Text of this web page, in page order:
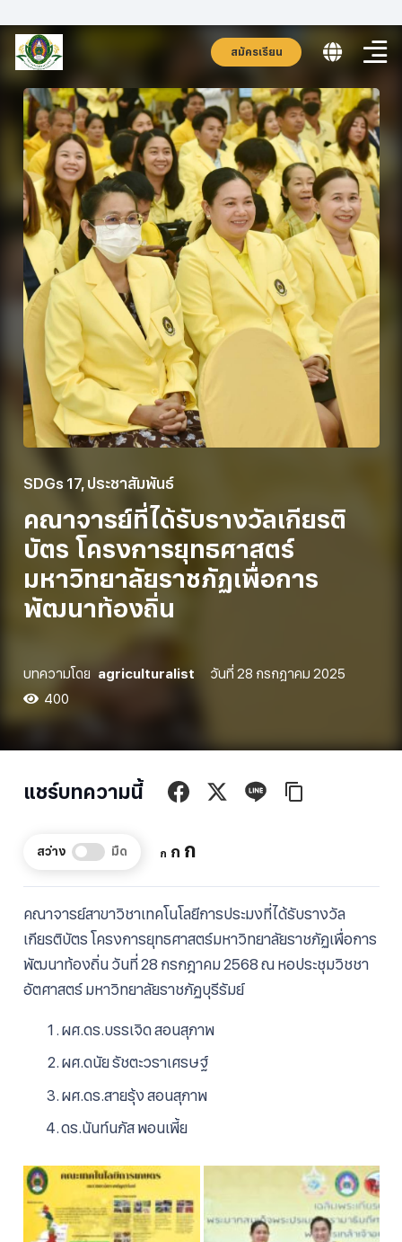
สมัครเรียน
SDGs 17, ประชาสัมพันธ์
คณาจารย์ที่ได้รับรางวัลเกียรติ
บัตร โครงการยุทธศาสตร์
มหาวิทยาลัยราชภัฏเพื่อการ
พัฒนาท้องถิ่น
บทความโดย agriculturalist วันที่ 28 กรกฎาคม 2025
400
แชร์บทความนี้
สว่าง มืด กDecrease
กReset
กIncrease
คณาจารย์สาขาวิชาเทคโนโลยีการประมงที่ได้รับรางวัล
เกียรติบัตร โครงการยุทธศาสตร์มหาวิทยาลัยราชภัฏเพื่อการ
พัฒนาท้องถิ่น วันที่ 28 กรกฎาคม 2568 ณ หอประชุมวิชชา
อัตศาสตร์ มหาวิทยาลัยราชภัฏบุรีรัมย์
ผศ.ดร.บรรเจิด​ สอน​สุภาพ​ ​
ผศ.ดนัย​ รัช​ตะ​วรา​เศรษฐ์​ ​
ผศ.ดร.สายรุ้ง สอนสุภาพ
ดร.นันท์นภัส พอนเพี้ย